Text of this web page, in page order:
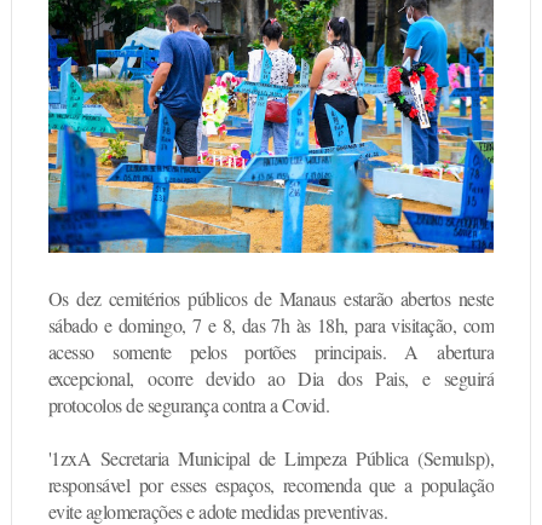
Os dez cemitérios públicos de Manaus estarão abertos neste
sábado e domingo, 7 e 8, das 7h às 18h, para visitação, com
acesso somente pelos portões principais. A abertura
excepcional, ocorre devido ao Dia dos Pais, e seguirá
protocolos de segurança contra a Covid.
'1zxA Secretaria Municipal de Limpeza Pública (Semulsp),
responsável por esses espaços, recomenda que a população
evite aglomerações e adote medidas preventivas.